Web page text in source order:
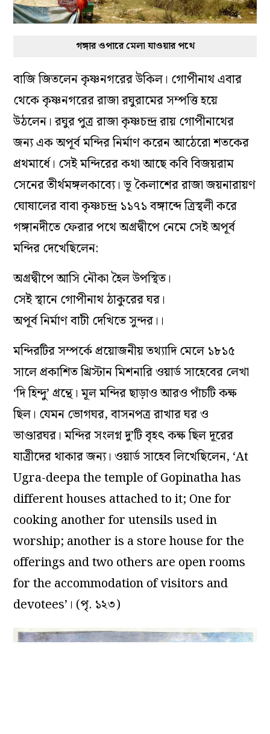
গঙ্গার ওপারে মেলা যাওয়ার পথে
বাজি জিতলেন কৃষ্ণনগরের উকিল। গোপীনাথ এবার
থেকে কৃষ্ণনগরের রাজা রঘুরামের সম্পত্তি হয়ে
উঠলেন। রঘুর পুত্র রাজা কৃষ্ণচন্দ্র রায় গোপীনাথের
জন্য এক অপূর্ব মন্দির নির্মাণ করেন আঠেরো শতকের
প্রথমার্ধে। সেই মন্দিরের কথা আছে কবি বিজয়রাম
সেনের তীর্থমঙ্গলকাব্যে। ভূ কৈলাশের রাজা জয়নারায়ণ
ঘোষালের বাবা কৃষ্ণচন্দ্র ১১৭১ বঙ্গাব্দে ত্রিস্থলী করে
গঙ্গানদীতে ফেরার পথে অগ্রদ্বীপে নেমে সেই অপূর্ব
মন্দির দেখেছিলেন:
অগ্রদ্বীপে আসি নৌকা হৈল উপস্থিত।
সেই স্থানে গোপীনাথ ঠাকুরের ঘর।
অপূর্ব নির্মাণ বাটী দেখিতে সুন্দর।।
মন্দিরটির সম্পর্কে প্রয়োজনীয় তথ্যাদি মেলে ১৮১৫
সালে প্রকাশিত খ্রিস্টান মিশনারি ওয়ার্ড সাহেবের লেখা
‘দি হিন্দু’ গ্রন্থে। মূল মন্দির ছাড়াও আরও পাঁচটি কক্ষ
ছিল। যেমন ভোগঘর, বাসনপত্র রাখার ঘর ও
ভাণ্ডারঘর। মন্দির সংলগ্ন দু’টি বৃহৎ কক্ষ ছিল দূরের
যাত্রীদের থাকার জন্য। ওয়ার্ড সাহেব লিখেছিলেন, ‘At
Ugra-deepa the temple of Gopinatha has
different houses attached to it; One for
cooking another for utensils used in
worship; another is a store house for the
offerings and two others are open rooms
for the accommodation of visitors and
devotees’। (পৃ. ১২৩)